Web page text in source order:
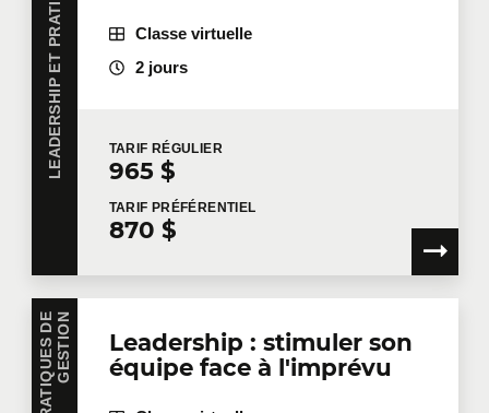
Classe virtuelle
2 jours
TARIF RÉGULIER
965 $
TARIF PRÉFÉRENTIEL
870 $
N
Leadership : stimuler son
équipe face à l'imprévu